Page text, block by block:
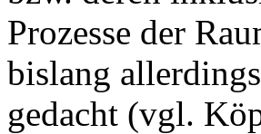
Prozesse der
bislang
gedacht (vgl.